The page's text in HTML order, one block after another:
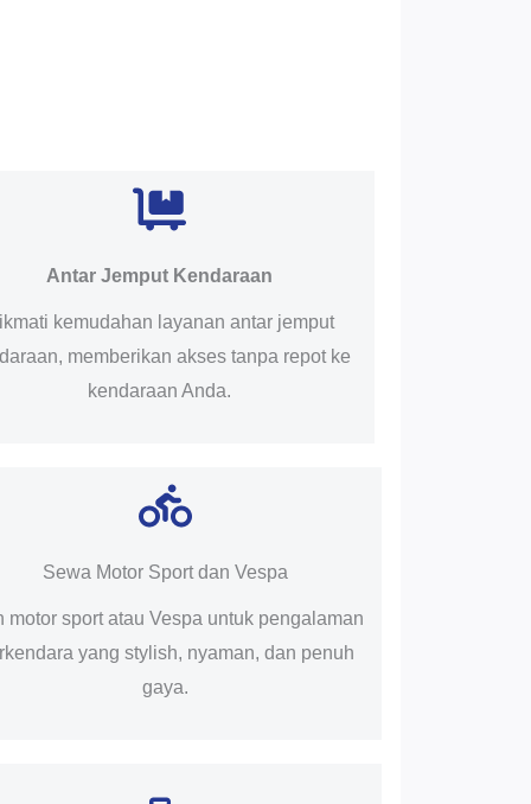
Antar Jemput Kendaraan
kemudahan layanan antar jemput
memberikan akses tanpa repot ke
kendaraan Anda.
Sewa Motor Sport dan Vespa
motor sport atau Vespa untuk pengalaman
yang stylish, nyaman, dan penuh
gaya.